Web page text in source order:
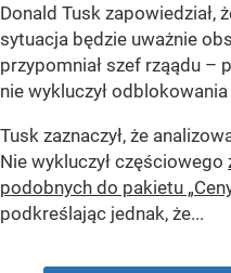
Donald Tusk zapowiedział,
sytuacja będzie uważnie
przypomniał szef rząądu –
nie wykluczył
Tusk zaznaczył, że
Nie wykluczył częściowego
podobnych do pakietu
podkreślając jednak, że...